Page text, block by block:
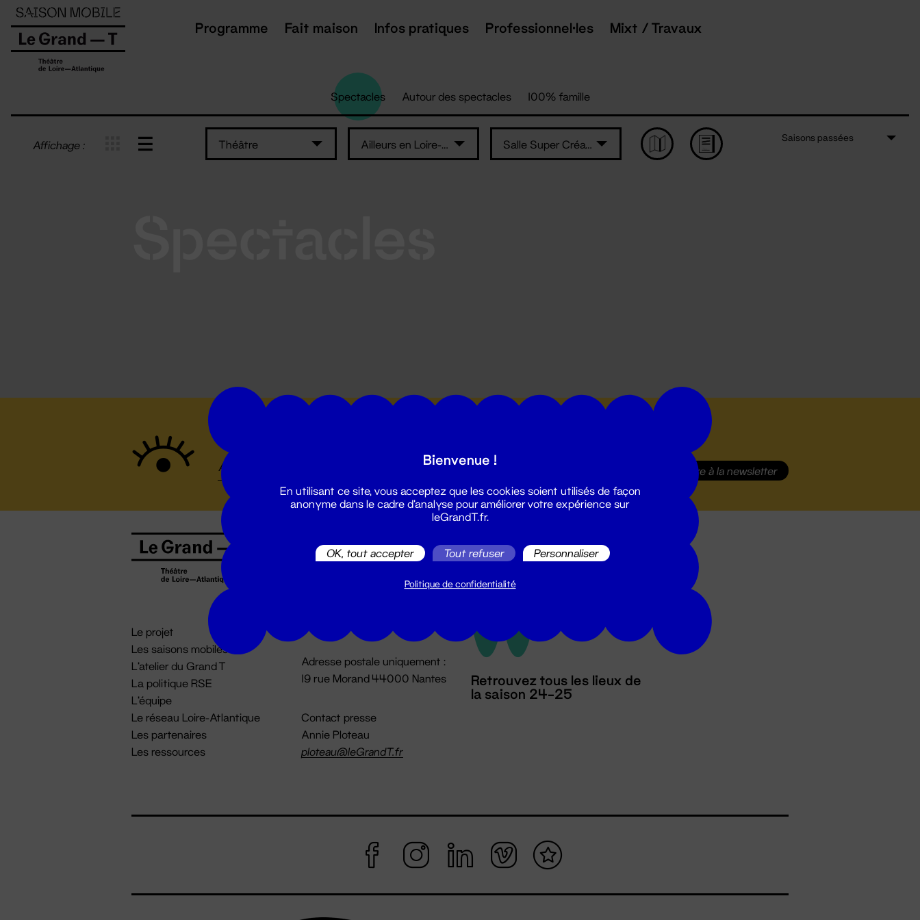
Programme Fait maison Infos pratiques Professionnel·les Mixt / Travaux
Spectacles Autour des spectacles 100% famille
Affichage : Théâtre Ailleurs en Loire-Atlantique Salle Super Création
Saisons passées
S'inscrire à la newsletter
Le projet
Les saisons mobiles
L'atelier du Grand T
La politique RSE
L'équipe
Le réseau Loire-Atlantique
Les partenaires
Les ressources
02 51 88 25 25
Du lundi au vendredi 14h → 18h
Adresse postale uniquement :
19 rue Morand 44000 Nantes
Contact presse
Annie Ploteau
ploteau@leGrandT.fr
Retrouvez tous les lieux de
la saison 24-25
Panneau de gestion des cookies
Bienvenue !
En utilisant ce site, vous acceptez que les cookies soient utilisés de façon
anonyme dans le cadre d'analyse pour améliorer votre expérience sur
leGrandT.fr.
OK, tout accepter Tout refuser Personnaliser
Politique de confidentialité